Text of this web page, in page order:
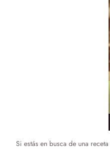
Si estás en busca de una